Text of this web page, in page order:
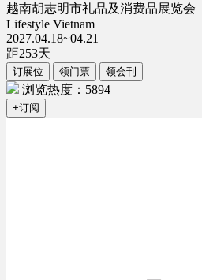
越南胡志明市礼品及消费品展览会
Lifestyle Vietnam
2027.04.18~04.21
距253天
订展位 领门票 领会刊
浏览热度：5894
+订阅